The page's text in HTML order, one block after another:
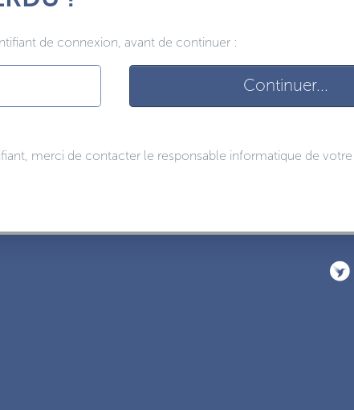
de connexion, avant de continuer :
Continuer...
merci de contacter le responsable informatique de